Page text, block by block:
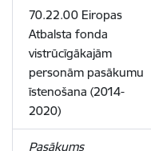
70.22.00 Eiropas
Atbalsta fonda
vistrūcīgākajām
personām pasākumu
īstenošana (2014-
2020)
Pasākums